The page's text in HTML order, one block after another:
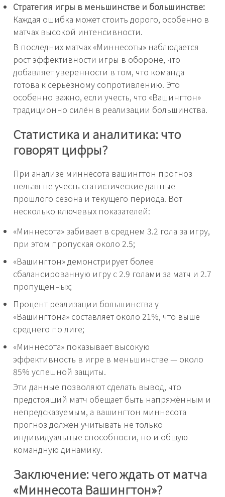
Стратегия игры в меньшинстве и большинстве:
Каждая ошибка может стоить дорого, особенно в
матчах высокой интенсивности.
В последних матчах «Миннесоты» наблюдается
рост эффективности игры в обороне, что
добавляет уверенности в том, что команда
готова к серьёзному сопротивлению. Это
особенно важно, если учесть, что «Вашингтон»
традиционно силён в реализации большинства.
Статистика и аналитика: что
говорят цифры?
При анализе миннесота вашингтон прогноз
нельзя не учесть статистические данные
прошлого сезона и текущего периода. Вот
несколько ключевых показателей:
«Миннесота» забивает в среднем 3.2 гола за игру,
при этом пропуская около 2.5;
«Вашингтон» демонстрирует более
сбалансированную игру с 2.9 голами за матч и 2.7
пропущенных;
Процент реализации большинства у
«Вашингтона» составляет около 21%, что выше
среднего по лиге;
«Миннесота» показывает высокую
эффективность в игре в меньшинстве — около
85% успешной защиты.
Эти данные позволяют сделать вывод, что
предстоящий матч обещает быть напряжённым и
непредсказуемым, а вашингтон миннесота
прогноз должен учитывать не только
индивидуальные способности, но и общую
командную динамику.
Заключение: чего ждать от матча
«Миннесота Вашингтон»?